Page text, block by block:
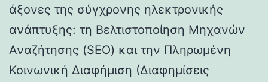
άξονες της σύγχρονης ηλεκτρονικής
ανάπτυξης: τη Βελτιστοποίηση Μηχανών
Αναζήτησης (SEO) και την Πληρωμένη
Κοινωνική Διαφήμιση (Διαφημίσεις